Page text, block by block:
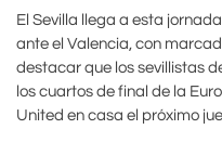
El Sevilla llega a esta
ante el Valencia, con
destacar que los sevillistas
los cuartos de final de la
United en casa el próximo